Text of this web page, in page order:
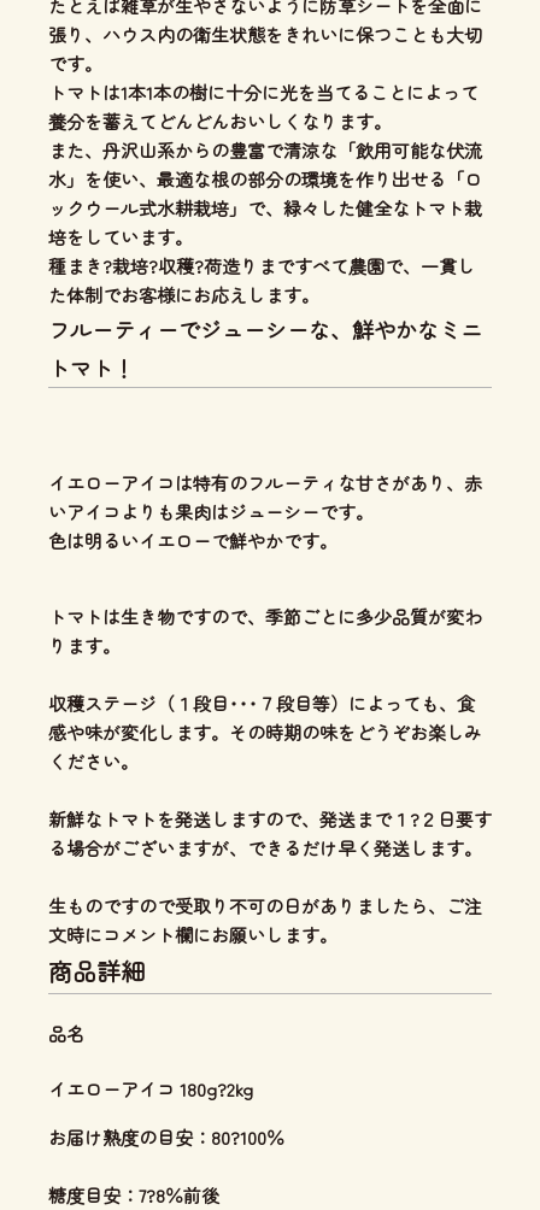
たとえば雑草が生やさないように防草シートを全面に
張り、ハウス内の衛生状態をきれいに保つことも大切
です。
トマトは1本1本の樹に十分に光を当てることによって
養分を蓄えてどんどんおいしくなります。
また、丹沢山系からの豊富で清涼な「飲用可能な伏流
水」を使い、 最適な根の部分の環境を作り出せる「ロ
ックウール式水耕栽培」 で、緑々した健全なトマト栽
培をしています。
種まき?栽培?収穫?荷造りまですべて農園で、一貫し
た体制でお客様にお応えします。
フルーティーでジューシーな、鮮やかなミニ
トマト！
イエローアイコは特有のフルーティな甘さがあり、 赤
いアイコよりも果肉はジューシーです。
色は明るいイエローで鮮やかです。
トマトは生き物ですので、季節ごとに多少品質が変わ
ります。
収穫ステージ（１段目･･･７段目等）によっても、食
感や味が変化します。その時期の味をどうぞお楽しみ
ください。
新鮮なトマトを発送しますので、発送まで１?２日要す
る場合がございますが、できるだけ早く発送します。
生ものですので受取り不可の日がありましたら、ご注
文時にコメント欄にお願いします。
商品詳細
品名
イエローアイコ 180g?2kg
お届け熟度の目安：80?100％
糖度目安：7?8％前後